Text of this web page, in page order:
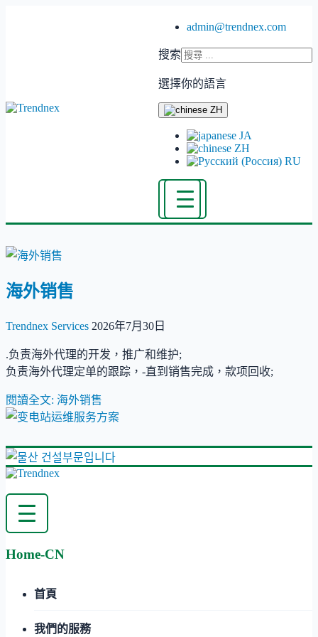
admin@trendnex.com
搜索
選擇你的語言
ZH
JA
ZH
RU
海外销售
Trendnex Services 2026年7月30日
.负责海外代理的开发，推广和维护;
负责海外代理定单的跟踪，-直到销售完成，款项回收;
閱讀全文: 海外销售
Home-CN
首頁
我們的服務